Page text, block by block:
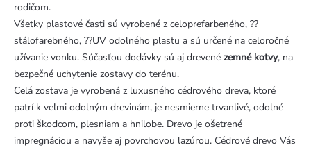
rodičom.
Všetky plastové časti sú vyrobené z celoprefarbeného, ??
stálofarebného, ??UV odolného plastu a sú určené na celoročné
užívanie vonku. Súčasťou dodávky sú aj drevené zemné kotvy, na
bezpečné uchytenie zostavy do terénu.
Celá zostava je vyrobená z luxusného cédrového dreva, ktoré
patrí k veľmi odolným drevinám, je nesmierne trvanlivé, odolné
proti škodcom, plesniam a hnilobe. Drevo je ošetrené
impregnáciou a navyše aj povrchovou lazúrou. Cédrové drevo Vás